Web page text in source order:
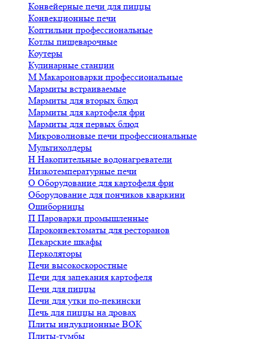
Конвейерные печи для пиццы
Конвекционные печи
Коптильни профессиональные
Котлы пищеварочные
Коутеры
Кулинарные станции
М Макароноварки профессиональные
Мармиты встраиваемые
Мармиты для вторых блюд
Мармиты для картофеля фри
Мармиты для первых блюд
Микроволновые печи профессиональные
Мультихолдеры
Н Накопительные водонагреватели
Низкотемпературные печи
О Оборудование для картофеля фри
Оборудование для пончиков кваркини
Ошиборницы
П Пароварки промышленные
Пароконвектоматы для ресторанов
Пекарские шкафы
Перколяторы
Печи высокоскоростные
Печи для запекания картофеля
Печи для пиццы
Печи для утки по-пекински
Печь для пиццы на дровах
Плиты индукционные ВОК
Плиты-тумбы